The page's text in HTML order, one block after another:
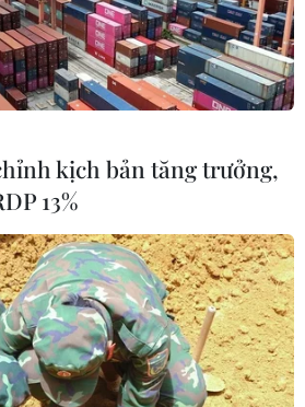
Xem thêm
TẤN XÃ VIỆT NAM
DUẨN
THỊ TÁM, KHÚC THANH
kịch bản tăng trưởng,
13%